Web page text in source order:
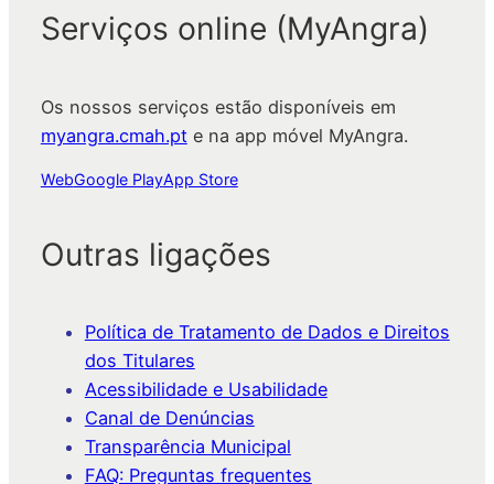
Serviços online (MyAngra)
Os nossos serviços estão disponíveis em
myangra.cmah.pt e na app móvel MyAngra.
WebGoogle PlayApp Store
Outras ligações
Política de Tratamento de Dados e Direitos
dos Titulares
Acessibilidade e Usabilidade
Canal de Denúncias
Transparência Municipal
FAQ: Preguntas frequentes